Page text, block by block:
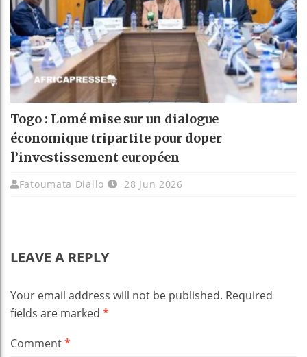
Togo : Lomé mise sur un dialogue
économique tripartite pour doper
l’investissement européen
Fatoumata Diallo 28 Jun 2026
LEAVE A REPLY
Your email address will not be published. Required
fields are marked *
Comment*